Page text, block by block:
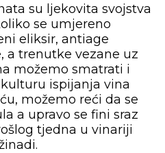
su ljekovita svojstva
se umjereno
eliksir, antiage
a trenutke vezane uz
možemo smatrati i
ispijanja vina
možemo reći da se
a upravo se fini sraz
tjedna u vinariji